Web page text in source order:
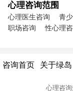
心理咨询范围
心理医生咨询 青
职场咨询
性心理
咨询首页 关于绿岛
心理咨询